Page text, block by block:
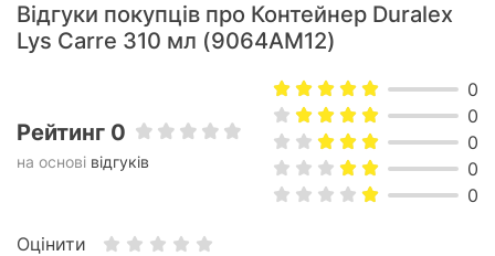
Відгуки покупців про Контейнер Duralex
Lys Carre 310 мл (9064AM12)
Рейтинг 0
на основі відгуків
0
0
0
0
0
Оцінити